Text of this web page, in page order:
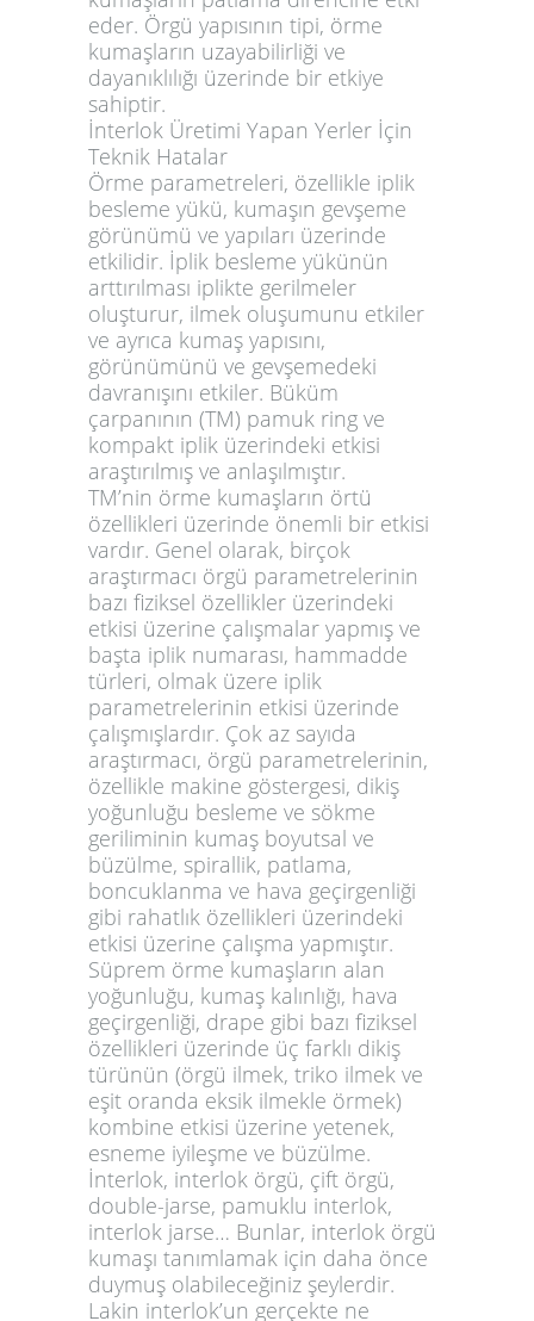
eder. Örgü yapısının tipi, örme
kumaşların uzayabilirliği ve
dayanıklılığı üzerinde bir etkiye
sahiptir.
İnterlok Üretimi Yapan Yerler İçin
Teknik Hatalar
Örme parametreleri, özellikle iplik
besleme yükü, kumaşın gevşeme
görünümü ve yapıları üzerinde
etkilidir. İplik besleme yükünün
arttırılması iplikte gerilmeler
oluşturur, ilmek oluşumunu etkiler
ve ayrıca kumaş yapısını,
görünümünü ve gevşemedeki
davranışını etkiler. Büküm
çarpanının (TM) pamuk ring ve
kompakt iplik üzerindeki etkisi
araştırılmış ve anlaşılmıştır.
TM’nin örme kumaşların örtü
özellikleri üzerinde önemli bir etkisi
vardır. Genel olarak, birçok
araştırmacı örgü parametrelerinin
bazı fiziksel özellikler üzerindeki
etkisi üzerine çalışmalar yapmış ve
başta iplik numarası, hammadde
türleri, olmak üzere iplik
parametrelerinin etkisi üzerinde
çalışmışlardır. Çok az sayıda
araştırmacı, örgü parametrelerinin,
özellikle makine göstergesi, dikiş
yoğunluğu besleme ve sökme
geriliminin kumaş boyutsal ve
büzülme, spirallik, patlama,
boncuklanma ve hava geçirgenliği
gibi rahatlık özellikleri üzerindeki
etkisi üzerine çalışma yapmıştır.
Süprem örme kumaşların alan
yoğunluğu, kumaş kalınlığı, hava
geçirgenliği, drape gibi bazı fiziksel
özellikleri üzerinde üç farklı dikiş
türünün (örgü ilmek, triko ilmek ve
eşit oranda eksik ilmekle örmek)
kombine etkisi üzerine yetenek,
esneme iyileşme ve büzülme.
İnterlok, interlok örgü, çift örgü,
double-jarse, pamuklu interlok,
interlok jarse… Bunlar, interlok örgü
kumaşı tanımlamak için daha önce
duymuş olabileceğiniz şeylerdir.
Lakin interlok’un gerçekte ne